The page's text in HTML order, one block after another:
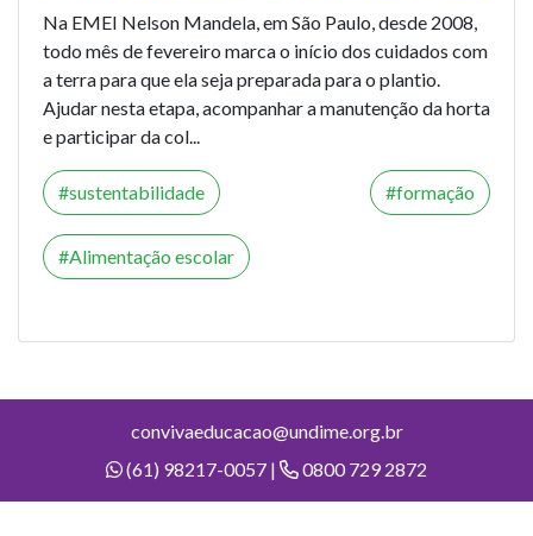
Na EMEI Nelson Mandela, em São Paulo, desde 2008,
todo mês de fevereiro marca o início dos cuidados com
a terra para que ela seja preparada para o plantio.
Ajudar nesta etapa, acompanhar a manutenção da horta
e participar da col...
sustentabilidade formação
Alimentação escolar
convivaeducacao@undime.org.br
(61) 98217-0057 |
0800 729 2872